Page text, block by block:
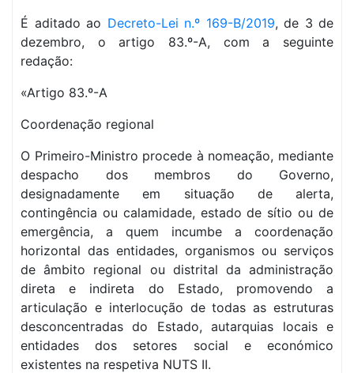
É aditado ao Decreto-Lei n.º 169-B/2019, de 3 de
dezembro, o artigo 83.º-A, com a seguinte
redação:
«Artigo 83.º-A
Coordenação regional
O Primeiro-Ministro procede à nomeação, mediante
despacho dos membros do Governo,
designadamente em situação de alerta,
contingência ou calamidade, estado de sítio ou de
emergência, a quem incumbe a coordenação
horizontal das entidades, organismos ou serviços
de âmbito regional ou distrital da administração
direta e indireta do Estado, promovendo a
articulação e interlocução de todas as estruturas
desconcentradas do Estado, autarquias locais e
entidades dos setores social e económico
existentes na respetiva NUTS II.